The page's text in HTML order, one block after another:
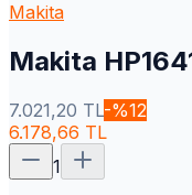
Makita
Makita
7.021,20 TL-%12
6.178,66 TL
1